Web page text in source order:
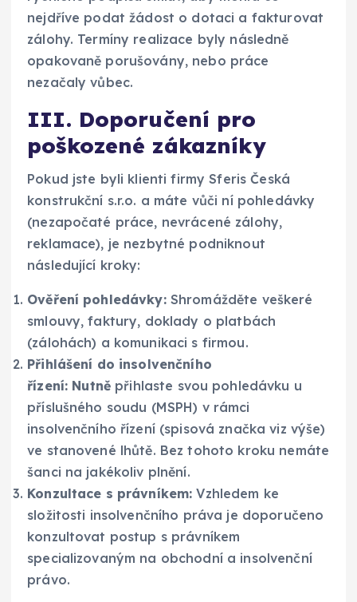
nejdříve podat žádost o dotaci a fakturovat
zálohy. Termíny realizace byly následně
opakovaně porušovány, nebo práce
nezačaly vůbec.
III. Doporučení pro
poškozené zákazníky
Pokud jste byli klienti firmy Sferis Česká
konstrukční s.r.o. a máte vůči ní pohledávky
(nezapočaté práce, nevrácené zálohy,
reklamace), je nezbytné podniknout
následující kroky:
Ověření pohledávky:Shromážděte veškeré
smlouvy, faktury, doklady o platbách
(zálohách) a komunikaci s firmou.
Přihlášení do insolvenčního
řízení: Nutněpřihlaste svou pohledávku u
příslušného soudu (MSPH) v rámci
insolvenčního řízení (spisová značka viz výše)
ve stanovené lhůtě. Bez tohoto kroku nemáte
šanci na jakékoliv plnění.
Konzultace s právníkem: Vzhledem ke
složitosti insolvenčního práva je doporučeno
konzultovat postup s právníkem
specializovaným na obchodní a insolvenční
právo.